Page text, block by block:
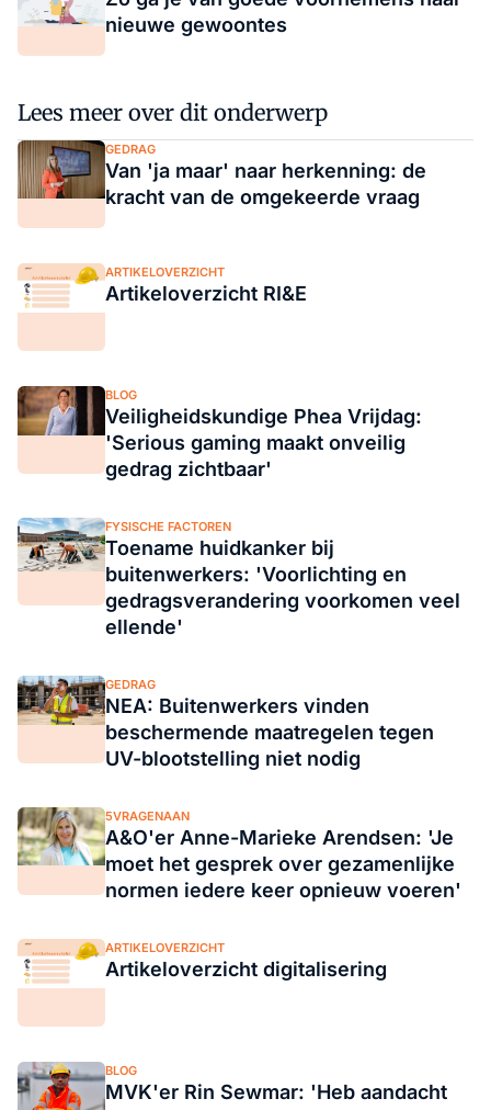
nieuwe gewoontes
Lees meer over dit onderwerp
GEDRAG
Van 'ja maar' naar herkenning: de
kracht van de omgekeerde vraag
ARTIKELOVERZICHT
Artikeloverzicht RI&E
BLOG
Veiligheidskundige Phea Vrijdag:
'Serious gaming maakt onveilig
gedrag zichtbaar'
FYSISCHE FACTOREN
Toename huidkanker bij
buitenwerkers: 'Voorlichting en
gedragsverandering voorkomen veel
ellende'
GEDRAG
NEA: Buitenwerkers vinden
beschermende maatregelen tegen
UV-blootstelling niet nodig
5VRAGENAAN
A&O'er Anne-Marieke Arendsen: 'Je
moet het gesprek over gezamenlijke
normen iedere keer opnieuw voeren'
ARTIKELOVERZICHT
Artikeloverzicht digitalisering
BLOG
MVK'er Rin Sewmar: 'Heb aandacht